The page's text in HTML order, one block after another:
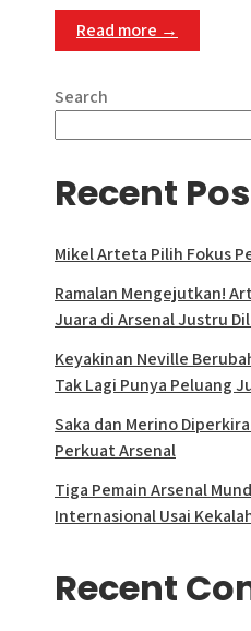
Read more →
Search
Recent
Mikel Arteta Pilih Fokus
Ramalan Mengejutkan!
Juara di Arsenal Justru
Keyakinan Neville
Tak Lagi Punya Peluang
Saka dan Merino
Perkuat Arsenal
Tiga Pemain Arsenal
Internasional Usai
Recent